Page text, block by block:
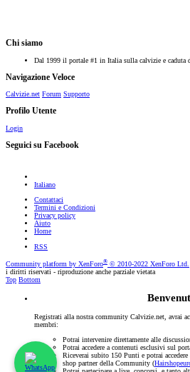
Chi siamo
Dal 1999 il portale #1 in Italia sulla calvizie e caduta
Navigazione Veloce
Calvizie.net Forum Supporto
Profilo Utente
Login
Seguici su Facebook
Italiano
Contattaci
Termini e Condizioni
Privacy policy
Aiuto
Home
RSS
Community platform by XenForo® © 2010-2022 XenForo Ltd.
i diritti riservati - riproduzione anche parziale vietata
Top Bottom
Registrati alla nostra community Calvizie.net, avrai
membri:
Potrai intervenire direttamente alle
Potrai accedere a contenuti esclusivi sul
Riceverai subito 150 Punti e potrai
shop partner della Community (